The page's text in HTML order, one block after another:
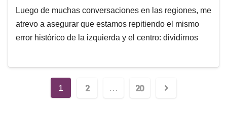
Luego de muchas conversaciones en las regiones, me
atrevo a asegurar que estamos repitiendo el mismo
error histórico de la izquierda y el centro: dividirnos
1 2 … 20